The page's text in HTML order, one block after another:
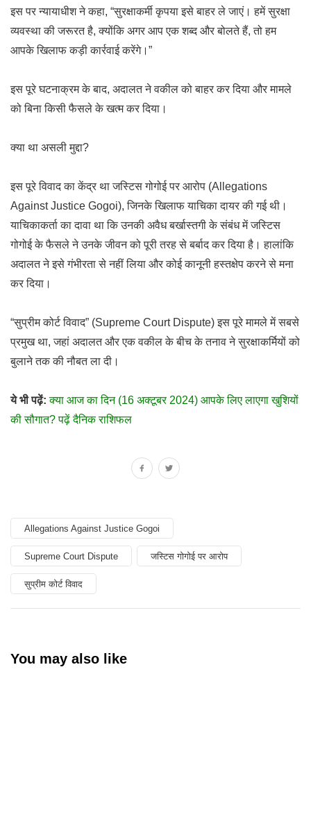
इस पर न्यायाधीश ने कहा, “सुरक्षाकर्मी कृपया इसे बाहर ले जाएं। हमें सुरक्षा
व्यवस्था की जरूरत है, क्योंकि अगर आप एक शब्द और बोलते हैं, तो हम
आपके खिलाफ कड़ी कार्रवाई करेंगे।”
इस पूरे घटनाक्रम के बाद, अदालत ने वकील को बाहर कर दिया और मामले
को बिना किसी फैसले के खत्म कर दिया।
क्या था असली मुद्दा?
इस पूरे विवाद का केंद्र था जस्टिस गोगोई पर आरोप (Allegations
Against Justice Gogoi), जिनके खिलाफ याचिका दायर की गई थी।
याचिकाकर्ता का दावा था कि उनकी अवैध बर्खास्तगी के संबंध में जस्टिस
गोगोई के फैसले ने उनके जीवन को पूरी तरह से बर्बाद कर दिया है। हालांकि
अदालत ने इसे गंभीरता से नहीं लिया और कोई कानूनी हस्तक्षेप करने से मना
कर दिया।
“सुप्रीम कोर्ट विवाद” (Supreme Court Dispute) इस पूरे मामले में सबसे
प्रमुख था, जहां अदालत और एक वकील के बीच के तनाव ने सुरक्षाकर्मियों को
बुलाने तक की नौबत ला दी।
ये भी पढ़ें: क्या आज का दिन (16 अक्टूबर 2024) आपके लिए लाएगा खुशियों
की सौगात? पढ़ें दैनिक राशिफल
Allegations Against Justice Gogoi
Supreme Court Dispute जस्टिस गोगोई पर आरोप
सुप्रीम कोर्ट विवाद
You may also like